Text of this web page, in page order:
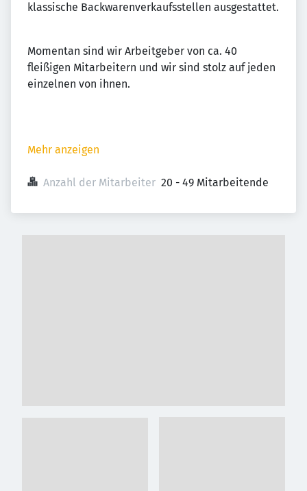
klassische Backwarenverkaufsstellen ausgestattet.
Momentan sind wir Arbeitgeber von ca. 40
fleißigen Mitarbeitern und wir sind stolz auf jeden
einzelnen von ihnen.
Mehr anzeigen
Anzahl der Mitarbeiter 20 - 49 Mitarbeitende